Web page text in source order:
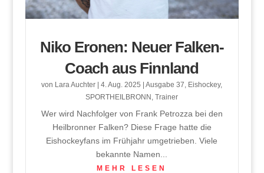
Niko Eronen: Neuer Falken-
Coach aus Finnland
von Lara Auchter |4. Aug. 2025 |Ausgabe 37 Eishockey,
SPORTHEILBRONN ,Trainer
Wer wird Nachfolger von Frank Petrozza bei den
Heilbronner Falken? Diese Frage hatte die
Eishockeyfans im Frühjahr umgetrieben. Viele
bekannte Namen...
MEHR LESEN